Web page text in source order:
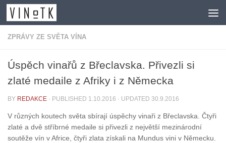
Skip to content
ZPRÁVY ZE SVĚTA VÍNA
Úspěch vinařů z Břeclavska. Přivezli si
zlaté medaile z Afriky i z Německa
BY REDAKCE · PUBLISHED 1.10.2016 · UPDATED 30.9.2016
V různých koutech světa sbírají úspěchy vinaři z Břeclavska. Čtyři
zlaté a dvě stříbrné medaile si přivezli z největší mezinárodní
soutěže vín v Africe, čtyři zlata získali na Mundus vini v Německu.